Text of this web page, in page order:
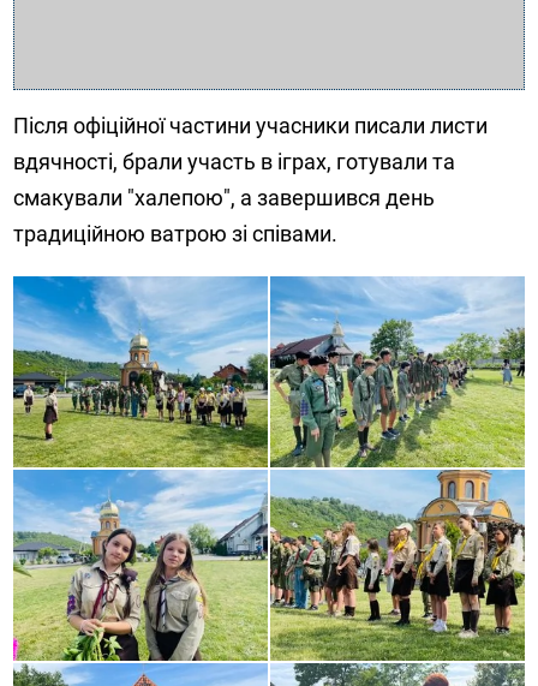
Після офіційної частини учасники писали листи
вдячності, брали участь в іграх, готували та
смакували "халепою", а завершився день
традиційною ватрою зі співами.